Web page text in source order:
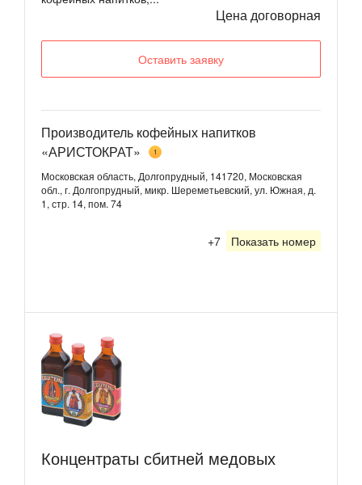
Цена договорная
Оставить заявку
Производитель кофейных напитков
«АРИСТОКРАТ»
1
Московская область, Долгопрудный, 141720, Московская
обл., г. Долгопрудный, микр. Шереметьевский, ул. Южная, д.
1, стр. 14, пом. 74
+7 Показать номер
Концентраты сбитней медовых